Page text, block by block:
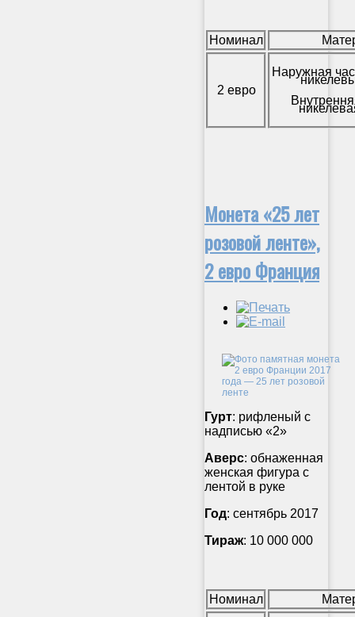
Номинал
2 евро
Наружная
Монета «25 лет
розовой ленте»,
2 евро Франция
Гурт: рифленый с
надписью «2»
Аверс: обнаженная
женская фигура с
лентой в руке
Год: сентябрь 2017
Тираж: 10 000 000
Номинал